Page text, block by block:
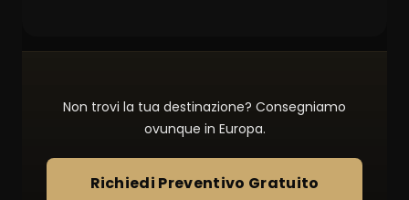
Non trovi la tua destinazione? Consegniamo
ovunque in Europa.
Richiedi Preventivo Gratuito